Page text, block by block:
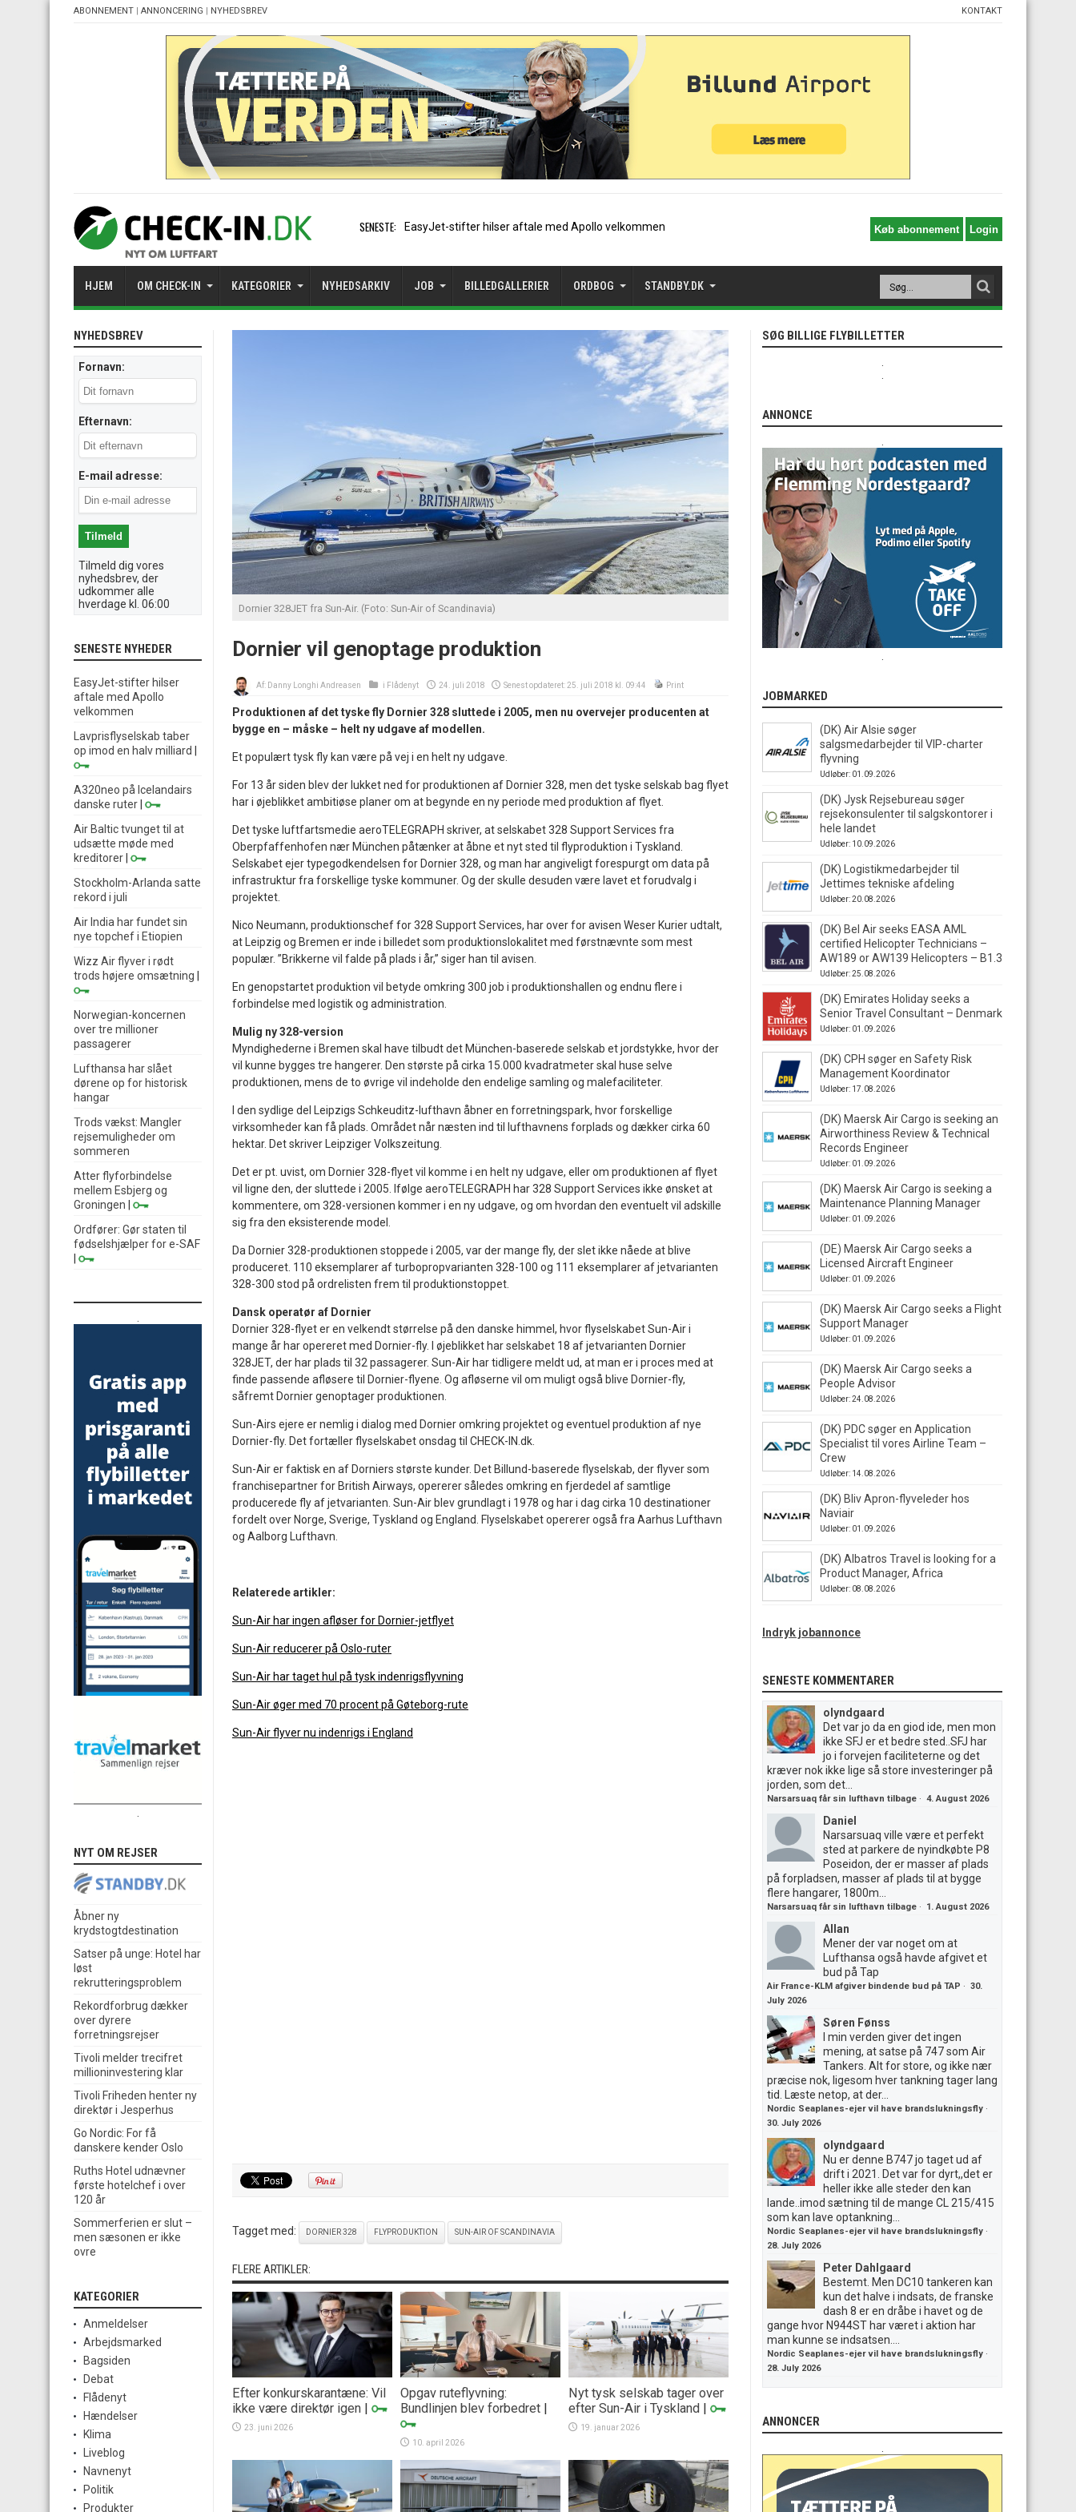
ABONNEMENT | ANNONCERING | NYHEDSBREV KONTAKT
SENESTE: Lavprisflyselskab taber op i
HJEM OM CHECK-IN KATEGORIER NYHEDSARKIV JOB BILLEDGALLERIER ORDBOG STANDBY.DK
Dornier 328JET fra Sun-Air. (Foto: Sun-Air of Scandinavia)
Dornier vil genoptage produktion
Af: Danny Longhi Andreasen i Flådenyt 24. juli 2018 Senest opdateret: 25. juli 2018 kl. 09:44 Print
Produktionen af det tyske fly Dornier 328 sluttede i 2005, men nu overvejer producenten at
bygge en – måske – helt ny udgave af modellen.
Et populært tysk fly kan være på vej i en helt ny udgave.
For 13 år siden blev der lukket ned for produktionen af Dornier 328, men det tyske selskab bag flyet
har i øjeblikket ambitiøse planer om at begynde en ny periode med produktion af flyet.
Det tyske luftfartsmedie aeroTELEGRAPH skriver, at selskabet 328 Support Services fra
Oberpfaffenhofen nær München påtænker at åbne et nyt sted til flyproduktion i Tyskland.
Selskabet ejer typegodkendelsen for Dornier 328, og man har angiveligt forespurgt om data på
infrastruktur fra forskellige tyske kommuner. Og der skulle desuden være lavet et forudvalg i
projektet.
Nico Neumann, produktionschef for 328 Support Services, har over for avisen Weser Kurier udtalt,
at Leipzig og Bremen er inde i billedet som produktionslokalitet med førstnævnte som mest
populær. ”Brikkerne vil falde på plads i år,” siger han til avisen.
En genopstartet produktion vil betyde omkring 300 job i produktionshallen og endnu flere i
forbindelse med logistik og administration.
Mulig ny 328-version
Myndighederne i Bremen skal have tilbudt det München-baserede selskab et jordstykke, hvor der
vil kunne bygges tre hangerer. Den største på cirka 15.000 kvadratmeter skal huse selve
produktionen, mens de to øvrige vil indeholde den endelige samling og malefaciliteter.
I den sydlige del Leipzigs Schkeuditz-lufthavn åbner en forretningspark, hvor forskellige
virksomheder kan få plads. Området når næsten ind til lufthavnens forplads og dækker cirka 60
hektar. Det skriver Leipziger Volkszeitung.
Det er pt. uvist, om Dornier 328-flyet vil komme i en helt ny udgave, eller om produktionen af flyet
vil ligne den, der sluttede i 2005. Ifølge aeroTELEGRAPH har 328 Support Services ikke ønsket at
kommentere, om 328-versionen kommer i en ny udgave, og om hvordan den eventuelt vil adskille
sig fra den eksisterende model.
Da Dornier 328-produktionen stoppede i 2005, var der mange fly, der slet ikke nåede at blive
produceret. 110 eksemplarer af turbopropvarianten 328-100 og 111 eksemplarer af jetvarianten
328-300 stod på ordrelisten frem til produktionstoppet.
Dansk operatør af Dornier
Dornier 328-flyet er en velkendt størrelse på den danske himmel, hvor flyselskabet Sun-Air i
mange år har opereret med Dornier-fly. I øjeblikket har selskabet 18 af jetvarianten Dornier
328JET, der har plads til 32 passagerer. Sun-Air har tidligere meldt ud, at man er i proces med at
finde passende afløsere til Dornier-flyene. Og afløserne vil om muligt også blive Dornier-fly,
såfremt Dornier genoptager produktionen.
Sun-Airs ejere er nemlig i dialog med Dornier omkring projektet og eventuel produktion af nye
Dornier-fly. Det fortæller flyselskabet onsdag til CHECK-IN.dk.
Sun-Air er faktisk en af Dorniers største kunder. Det Billund-baserede flyselskab, der flyver som
franchisepartner for British Airways, opererer således omkring en fjerdedel af samtlige
producerede fly af jetvarianten. Sun-Air blev grundlagt i 1978 og har i dag cirka 10 destinationer
fordelt over Norge, Sverige, Tyskland og England. Flyselskabet opererer også fra Aarhus Lufthavn
og Aalborg Lufthavn.
Relaterede artikler:
Sun-Air har ingen afløser for Dornier-jetflyet
Sun-Air reducerer på Oslo-ruter
Sun-Air har taget hul på tysk indenrigsflyvning
Sun-Air øger med 70 procent på Gøteborg-rute
Sun-Air flyver nu indenrigs i England
Tagget med: DORNIER 328 FLYPRODUKTION SUN-AIR OF SCANDINAVIA
FLERE ARTIKLER:
Efter konkurskarantæne: Vil
ikke være direktør igen |
23. juni 2026
Opgav ruteflyvning:
Bundlinjen blev forbedret |
10. april 2026
Nyt tysk selskab tager over
efter Sun-Air i Tyskland |
19. januar 2026
NYHEDSBREV
Fornavn:
Efternavn:
E-mail adresse:
Tilmeld dig vores
nyhedsbrev, der
udkommer alle
hverdage kl. 06:00
SENESTE NYHEDER
EasyJet-stifter hilser
aftale med Apollo
velkommen
Lavprisflyselskab taber
op imod en halv milliard
A320neo på Icelandairs
danske ruter
Air Baltic tvunget til at
udsætte møde med
kreditorer
Stockholm-Arlanda satte
rekord i juli
Air India har fundet sin
nye topchef i Etiopien
Wizz Air flyver i rødt
trods højere omsætning
Norwegian-koncernen
over tre millioner
passagerer
Lufthansa har slået
dørene op for historisk
hangar
Trods vækst: Mangler
rejsemuligheder om
sommeren
Atter flyforbindelse
mellem Esbjerg og
Groningen
Ordfører: Gør staten til
fødselshjælper for e-SAF
NYT OM REJSER
Åbner ny
krydstogtdestination
Satser på unge: Hotel har
løst
rekrutteringsproblem
Rekordforbrug dækker
over dyrere
forretningsrejser
Tivoli melder trecifret
millioninvestering klar
Tivoli Friheden henter ny
direktør i Jesperhus
Go Nordic: For få
danskere kender Oslo
Ruths Hotel udnævner
første hotelchef i over
120 år
Sommerferien er slut –
men sæsonen er ikke
ovre
KATEGORIER
Anmeldelser
Arbejdsmarked
Bagsiden
Debat
Flådenyt
Hændelser
Klima
Liveblog
Navnenyt
Politik
Produkter
SØG BILLIGE FLYBILLETTER
ANNONCE
JOBMARKED
(DK) Air Alsie søger
salgsmedarbejder til VIP-charter
flyvning
Udløber: 01.09.2026
(DK) Jysk Rejsebureau søger
rejsekonsulenter til salgskontorer i
hele landet
Udløber: 10.09.2026
(DK) Logistikmedarbejder til
Jettimes tekniske afdeling
Udløber: 20.08.2026
(DK) Bel Air seeks EASA AML
certified Helicopter Technicians –
AW189 or AW139 Helicopters – B1.3
Udløber: 25.08.2026
(DK) Emirates Holiday seeks a
Senior Travel Consultant – Denmark
Udløber: 01.09.2026
(DK) CPH søger en Safety Risk
Management Koordinator
Udløber: 17.08.2026
(DK) Maersk Air Cargo is seeking an
Airworthiness Review & Technical
Records Engineer
Udløber: 01.09.2026
(DK) Maersk Air Cargo is seeking a
Maintenance Planning Manager
Udløber: 01.09.2026
(DE) Maersk Air Cargo seeks a
Licensed Aircraft Engineer
Udløber: 01.09.2026
(DK) Maersk Air Cargo seeks a Flight
Support Manager
Udløber: 01.09.2026
(DK) Maersk Air Cargo seeks a
People Advisor
Udløber: 24.08.2026
(DK) PDC søger en Application
Specialist til vores Airline Team –
Crew
Udløber: 14.08.2026
(DK) Bliv Apron-flyveleder hos
Naviair
Udløber: 01.09.2026
(DK) Albatros Travel is looking for a
Product Manager, Africa
Udløber: 08.08.2026
Indryk jobannonce
SENESTE KOMMENTARER
olyndgaard
Det var jo da en giod ide, men mon
ikke SFJ er et bedre sted..SFJ har
jo i forvejen faciliteterne og det
kræver nok ikke lige så store investeringer på
jorden, som det...
Narsarsuaq får sin lufthavn tilbage · 4. August 2026
Daniel
Narsarsuaq ville være et perfekt
sted at parkere de nyindkøbte P8
Poseidon, der er masser af plads
på forpladsen, masser af plads til at bygge
flere hangarer, 1800m...
Narsarsuaq får sin lufthavn tilbage · 1. August 2026
Allan
Mener der var noget om at
Lufthansa også havde afgivet et
bud på Tap
Air France-KLM afgiver bindende bud på TAP · 30.
July 2026
Søren Fønss
I min verden giver det ingen
mening, at satse på 747 som Air
Tankers. Alt for store, og ikke nær
præcise nok, ligesom hver tankning tager lang
tid. Læste netop, at der...
Nordic Seaplanes-ejer vil have brandslukningsfly ·
30. July 2026
olyndgaard
Nu er denne B747 jo taget ud af
drift i 2021. Det var for dyrt,,det er
heller ikke alle steder den kan
lande..imod sætning til de mange CL 215/415
som kan lave optankning...
Nordic Seaplanes-ejer vil have brandslukningsfly ·
28. July 2026
Peter Dahlgaard
Bestemt. Men DC10 tankeren kan
kun det halve i indsats, de franske
dash 8 er en dråbe i havet og de
gange hvor N944ST har været i aktion har
man kunne se indsatsen....
Nordic Seaplanes-ejer vil have brandslukningsfly ·
28. July 2026
ANNONCER